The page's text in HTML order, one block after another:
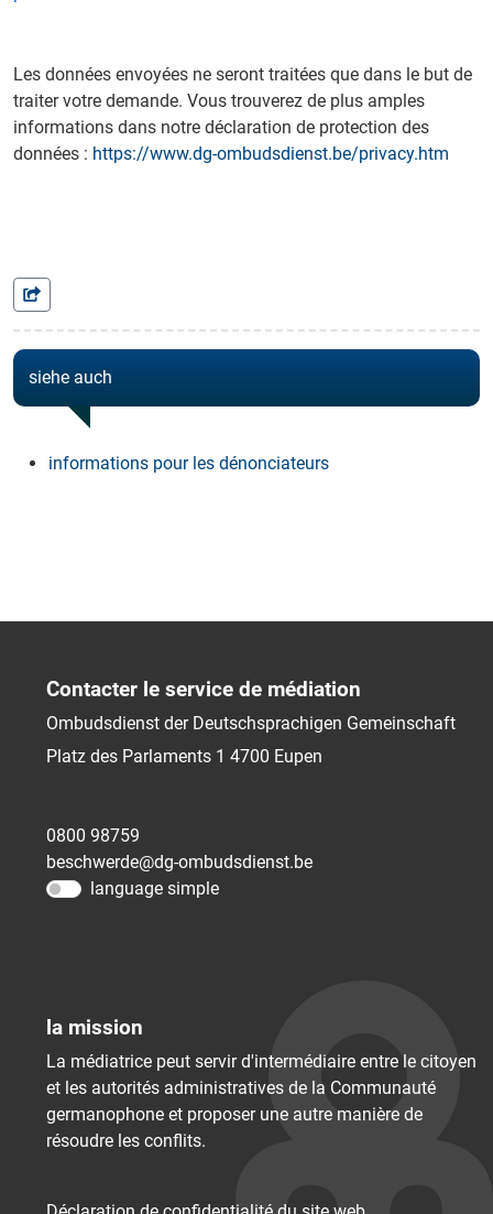
Les données envoyées ne seront traitées que dans le but de
traiter votre demande. Vous trouverez de plus amples
informations dans notre déclaration de protection des
données : https://www.dg-ombudsdienst.be/privacy.htm
siehe auch
informations pour les dénonciateurs
Contacter le service de médiation
Ombudsdienst der Deutschsprachigen Gemeinschaft
Platz des Parlaments 1 4700 Eupen
0800 98759
beschwerde@dg-ombudsdienst.be
language simple
la mission
La médiatrice peut servir d'intermédiaire entre le citoyen
et les autorités administratives de la Communauté
germanophone et proposer une autre manière de
résoudre les conflits.